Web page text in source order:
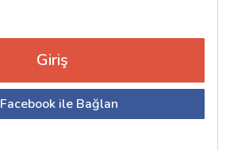
Facebook ile Bağlan